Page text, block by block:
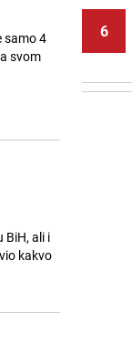
samo 4
svom
BiH, ali i
kakvo
6